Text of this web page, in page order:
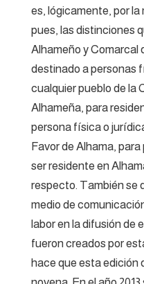
es, lógicamente, por
pues, las distinciones
Alhameño y Comarcal
destinado a personas
cualquier pueblo de la
Alhameña, para
persona física o
Favor de Alhama,
ser residente en
respecto. También se
medio de
labor en la difusión de
fueron creados por
hace que esta edición